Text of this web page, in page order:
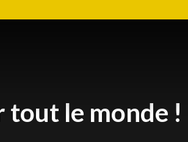
tout le monde !